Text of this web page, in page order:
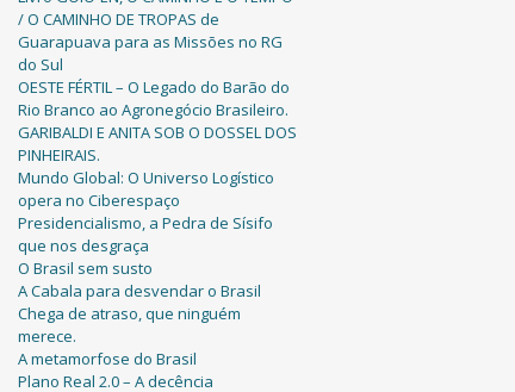
/ O CAMINHO DE TROPAS de
Guarapuava para as Missões no RG
do Sul
OESTE FÉRTIL – O Legado do Barão do
Rio Branco ao Agronegócio Brasileiro.
GARIBALDI E ANITA SOB O DOSSEL DOS
PINHEIRAIS.
Mundo Global: O Universo Logístico
opera no Ciberespaço
Presidencialismo, a Pedra de Sísifo
que nos desgraça
O Brasil sem susto
A Cabala para desvendar o Brasil
Chega de atraso, que ninguém
merece.
A metamorfose do Brasil
Plano Real 2.0 – A decência